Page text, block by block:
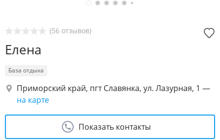
(56 отзывов)
Елена
База отдыха
Приморский край, пгт Славянка, ул. Лазурная, 1 —
на карте
Показать контакты